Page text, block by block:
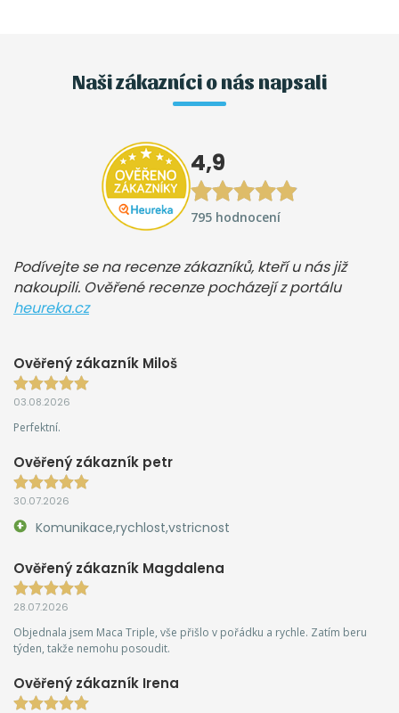
Naši zákazníci o nás napsali
4,9
795 hodnocení
Podívejte se na recenze zákazníků, kteří u nás již
nakoupili. Ověřené recenze pocházejí z portálu
heureka.cz
Ověřený zákazník Miloš
03.08.2026
Perfektní.
Ověřený zákazník petr
30.07.2026
Komunikace,rychlost,vstricnost
Ověřený zákazník Magdalena
28.07.2026
Objednala jsem Maca Triple, vše přišlo v pořádku a rychle. Zatím beru
týden, takže nemohu posoudit.
Ověřený zákazník Irena